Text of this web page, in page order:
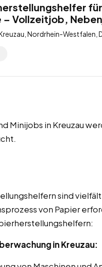
– Vollzeitjob,
Nordrhein-Westfalen,
Minijobs in Kreuzau
sind
von Papier
in Kreuzau: